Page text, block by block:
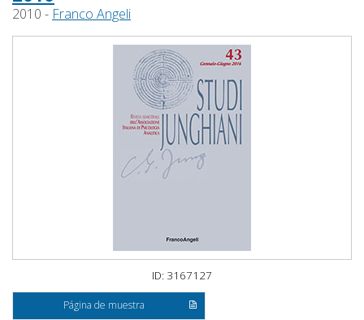
2010 - Franco Angeli
ID: 3167127
Página de muestra